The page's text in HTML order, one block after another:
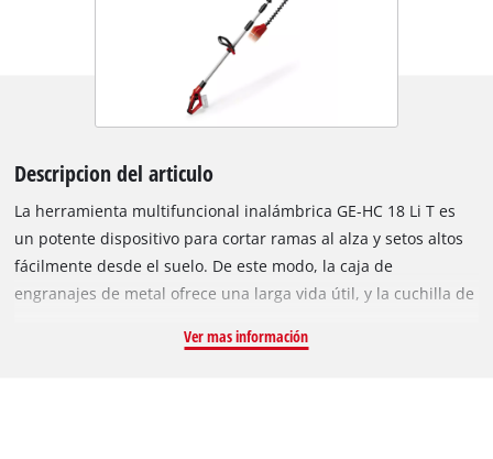
Descripcion del articulo
La herramienta multifuncional inalámbrica GE-HC 18 Li T es
un potente dispositivo para cortar ramas al alza y setos altos
fácilmente desde el suelo. De este modo, la caja de
engranajes de metal ofrece una larga vida útil, y la cuchilla de
corte limpios. La parte superior es giratoria a 90 ° y permite
Ver mas información